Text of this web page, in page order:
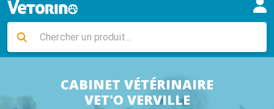
Sélection de croquettes vétérinaire
Livraison gratuite en clinique vétérinaire
Retour gratuit en clinique
CABINET VÉTÉRINAIRE
VET'O VERVILLE